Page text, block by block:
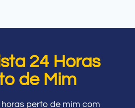
24 Horas
de Mim
perto de mim com